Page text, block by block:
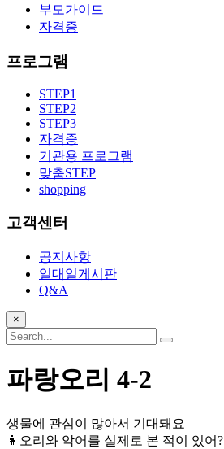
부모가이드
자격증
프로그램
STEP1
STEP2
STEP3
자격증
기관용 프로그램
맞춤STEP
shopping
고객센터
공지사항
일대일게시판
Q&A
×
파랑오리 4-2
생물에 관심이 많아서 기대돼요
👩오리와 악어를 실제로 본 적이 있어?